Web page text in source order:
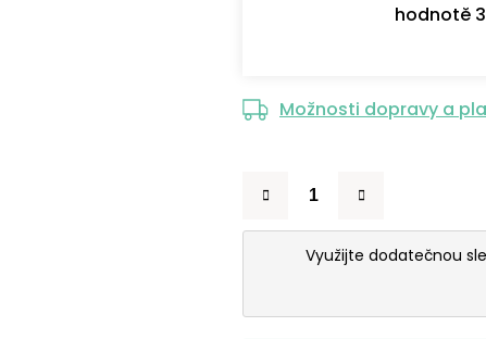
hodnotě
Možnosti dopravy a
Využijte dodatečnou